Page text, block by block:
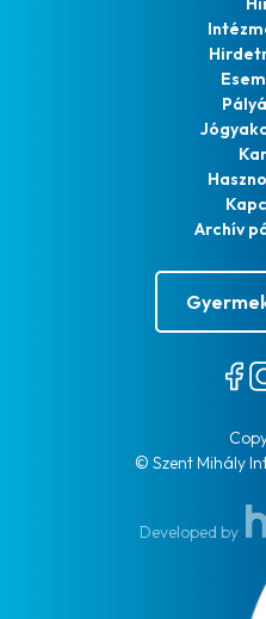
Archív
© Szent Mihály
Developed by